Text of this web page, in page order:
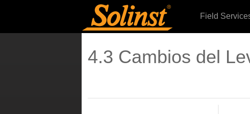
Field
4.3 Cambios del